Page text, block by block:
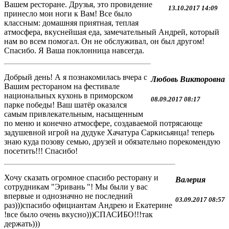
13.10.2017 14:09
Вашем ресторане. Друзья, это провидение
принесло мои ноги к Вам! Все было
классным: домашняя приятная, теплая
атмосфера, вкуснейшая еда, замечательный Андрей, который
нам во всем помогал. Он не обслуживал, он был другом!
Спасибо. Я Ваша поклонница навсегда.
Любовь Викторовна
08.09.2017 08:17
Добрый день! А я познакомилась вчера с
Вашим рестораном на фестивале
национальных кухонь в приморском
парке победы! Ваш шатёр оказался
самым привлекательным, насыщенным
по меню и конечно атмосфере, создаваемой потрясающе
задушевной игрой на дудуке Хачатура Саркисьянца! теперь
знаю куда позову семью, друзей и обязательно порекомендую
посетить!!! Спасибо!
Валерия
03.09.2017 08:57
Хочу сказать огромное спасибо ресторану и
сотрудникам "Эривань "! Мы были у вас
впервые и однозначно не последний
раз)))спасибо официантам Андрею и Екатерине
!все было очень вкусно)))СПАСИБО!!!так
держать)))